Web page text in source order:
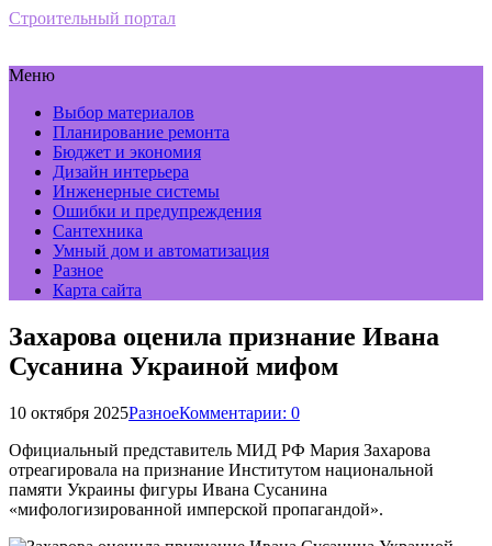
Строительный портал
Меню
Выбор материалов
Планирование ремонта
Бюджет и экономия
Дизайн интерьера
Инженерные системы
Ошибки и предупреждения
Сантехника
Умный дом и автоматизация
Разное
Карта сайта
Захарова оценила признание Ивана
Сусанина Украиной мифом
10 октября 2025РазноеКомментарии: 0
Официальный представитель МИД РФ Мария Захарова
отреагировала на признание Институтом национальной
памяти Украины фигуры Ивана Сусанина
«мифологизированной имперской пропагандой».